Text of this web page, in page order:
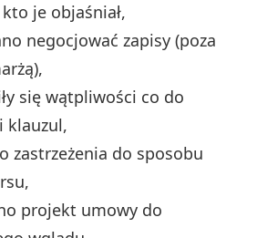
je objaśniał,
negocjować zapisy (poza
się wątpliwości co do
klauzul,
zastrzeżenia do sposobu
projekt umowy do